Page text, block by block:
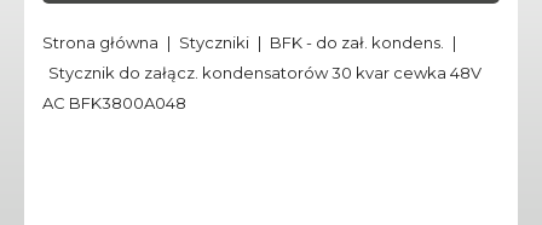
Strona główna Styczniki
BFK - do zał. kondens.
Stycznik do załącz. kondensatorów 30 kvar cewka 48V
AC BFK3800A048